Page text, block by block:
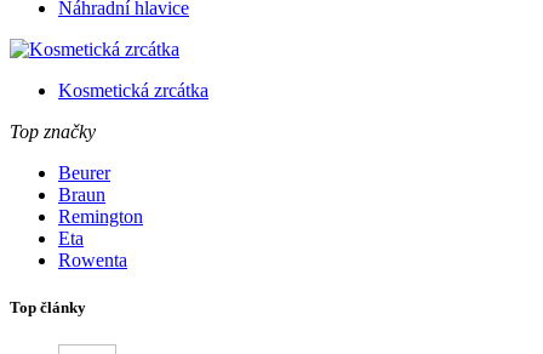
Náhradní hlavice
Kosmetická zrcátka
Top značky
Beurer
Braun
Remington
Eta
Rowenta
Top články